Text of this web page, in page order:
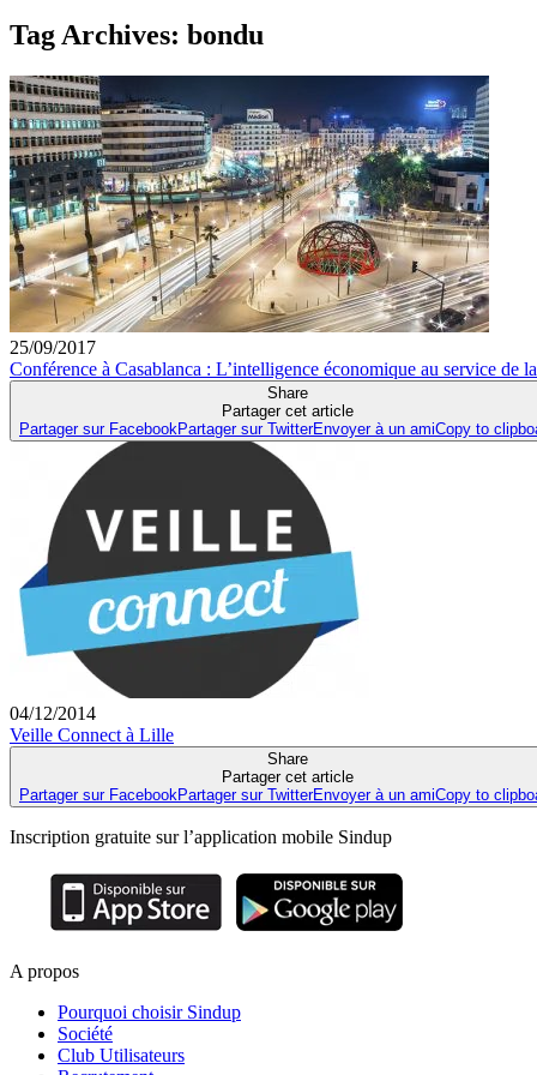
Tag Archives: bondu
25/09/2017
Conférence à Casablanca : L’intelligence économique au service de
Share
Partager cet article
Partager sur Facebook Partager sur TwitterEnvoyer à un amiCopy to
04/12/2014
Veille Connect à Lille
Share
Partager cet article
Partager sur Facebook Partager sur TwitterEnvoyer à un amiCopy to
Inscription gratuite sur l’application mobile Sindup
A propos
Pourquoi choisir Sindup
Société
Club Utilisateurs